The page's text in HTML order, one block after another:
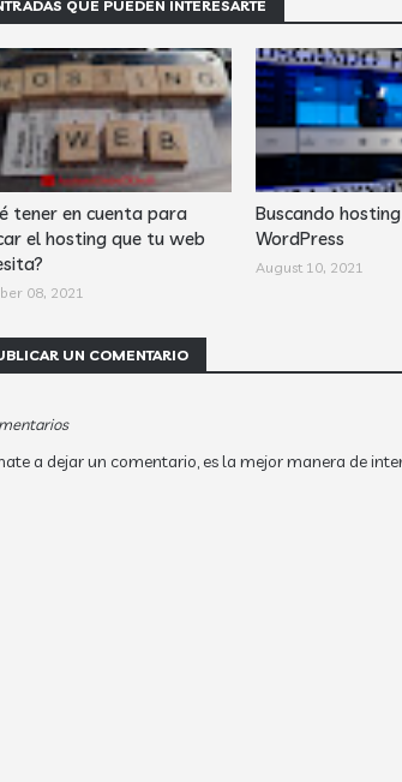
QUE PUEDEN INTERESARTE
tener en cuenta para
el hosting que tu web
08, 2021
Buscando
WordPress
August 10, 2021
UN COMENTARIO
a dejar un comentario, es la mejor manera de